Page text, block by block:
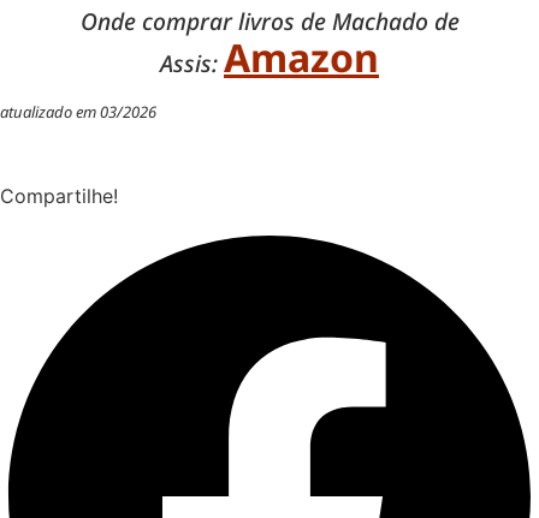
Onde comprar livros de Machado de
Assis:Amazon
atualizado em 03/2026
Compartilhe!